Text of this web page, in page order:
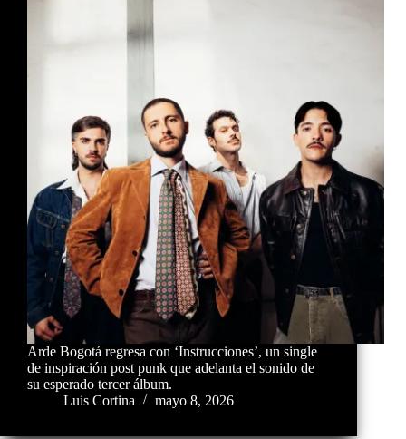
Arde Bogotá regresa con ‘Instrucciones’, un single
de inspiración post punk que adelanta el sonido de
su esperado tercer álbum.
Luis Cortina
mayo 8, 2026